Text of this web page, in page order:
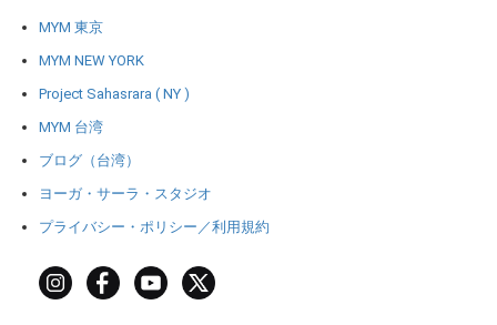
MYM 東京
MYM NEW YORK
Project Sahasrara ( NY )
MYM 台湾
ブログ（台湾）
ヨーガ・サーラ・スタジオ
プライバシー・ポリシー／利用規約